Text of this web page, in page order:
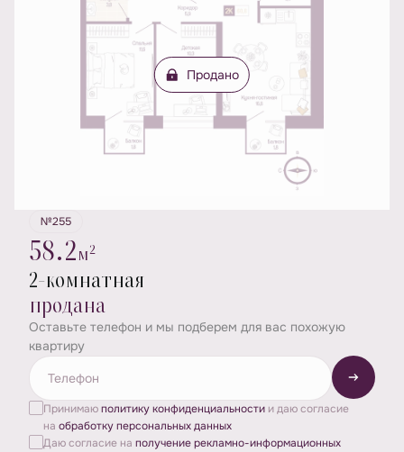
Продано
№255
58.2м2
2-комнатная
продана
Оставьте телефон и мы подберем для вас похожую
квартиру
Принимаюполитику конфиденциальностии даю согласие
на обработку персональных данных
Даю согласие на получение рекламно-информационных